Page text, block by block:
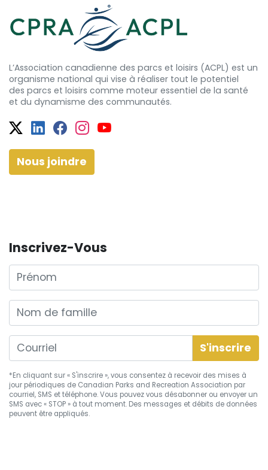
L’Association canadienne des parcs et loisirs (ACPL) est un
organisme national qui vise à réaliser tout le potentiel
des parcs et loisirs comme moteur essentiel de la santé
et du dynamisme des communautés.
Twitter
Facebook
Facebook
Instagram
YouTube
Nous joindre
Inscrivez-Vous
Prénom
Nom de famille
*En cliquant sur « S'inscrire », vous consentez à recevoir des mises à
jour périodiques de Canadian Parks and Recreation Association par
courriel, SMS et téléphone. Vous pouvez vous désabonner ou envoyer un
SMS avec « STOP » à tout moment. Des messages et débits de données
peuvent être appliqués.